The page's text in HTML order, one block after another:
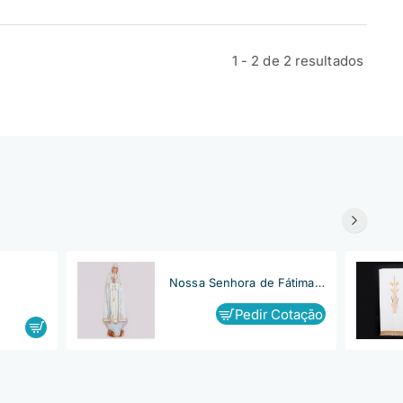
1 - 2 de 2 resultados
Nossa Senhora de Fátima, Capelinha
Pedir Cotação